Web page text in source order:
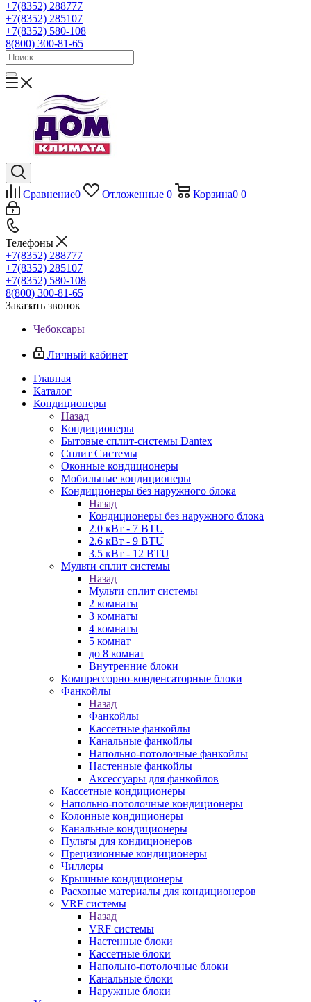
+7(8352) 288777
+7(8352) 285107
+7(8352) 580-108
8(800) 300-81-65
Сравнение0 Отложенные 0 Корзина0 0
Телефоны
+7(8352) 288777
+7(8352) 285107
+7(8352) 580-108
8(800) 300-81-65
Заказать звонок
Чебоксары
Личный кабинет
Главная
Каталог
Кондиционеры
Назад
Кондиционеры
Бытовые сплит-системы Dantex
Сплит Системы
Оконные кондиционеры
Мобильные кондиционеры
Кондиционеры без наружного блока
Назад
Кондиционеры без наружного блока
2.0 кВт - 7 BTU
2.6 кВт - 9 BTU
3.5 кВт - 12 BTU
Мульти сплит системы
Назад
Мульти сплит системы
2 комнаты
3 комнаты
4 комнаты
5 комнат
до 8 комнат
Внутренние блоки
Компрессорно-конденсаторные блоки
Фанкойлы
Назад
Фанкойлы
Кассетные фанкойлы
Канальные фанкойлы
Напольно-потолочные фанкойлы
Настенные фанкойлы
Аксессуары для фанкойлов
Кассетные кондиционеры
Напольно-потолочные кондиционеры
Колонные кондиционеры
Канальные кондиционеры
Пульты для кондиционеров
Прецизионные кондиционеры
Чиллеры
Крышные кондиционеры
Расхоные материалы для кондиционеров
VRF системы
Назад
VRF системы
Настенные блоки
Кассетные блоки
Напольно-потолочные блоки
Канальные блоки
Наружные блоки